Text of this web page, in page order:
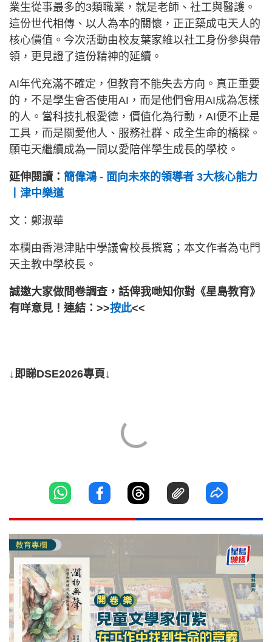
業生從事最多的3類職業，就是老師、社工與醫護。
這份世代相傳、以人為本的關懷，正正築成屯天人的
核心價值。今次活動由校友葉家維以社工身份參與帶
領，更見證了這份精神的延續。
AI年代充滿不確定，但教育不能失去方向。真正重要
的，不是學生會否使用AI，而是他們會用AI成為怎樣
的人。當科技扎根愛德，價值化為行動，AI便不止是
工具，而是關愛他人、服務社群、成全生命的橋樑。
願屯天繼續成為一間以愛陪伴學生成長的學校。
延伸閱讀： 簡偉鴻 - 面向未來的領導者 3大核心能力
丨津中樂道
文：鄭淑華
本欄由香港津貼中學議會校長撰寫；本文作者為屯門
天主教中學校長。
誠邀大家做問卷調查，話俾我哋知你對《星島教育》
有咩意見！連結：>>按此<<
↓即睇DSE2026專頁↓